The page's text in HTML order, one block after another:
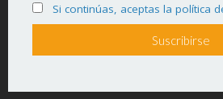
Si continúas, aceptas la política